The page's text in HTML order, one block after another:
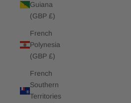
Guiana
(GBP £)
French
Polynesia
(GBP £)
French
Southern
Territories